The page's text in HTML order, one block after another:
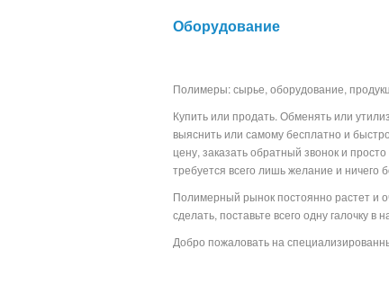
Оборудование
Полимеры: сырье, оборудование,
Купить или продать. Обменять или
выяснить или самому бесплатно и
цену, заказать обратный звонок и
требуется всего лишь желание и ничего
Полимерный рынок постоянно растет и
сделать, поставьте всего одну галочку
Добро пожаловать на